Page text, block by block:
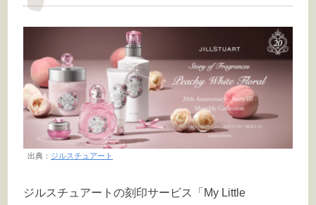
出典： ジルスチュアート
ジルスチュアートの刻印サービス「My Little